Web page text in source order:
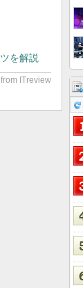
を解説